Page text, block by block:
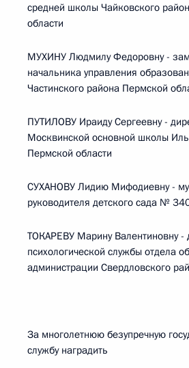
средней школы Чайковского
области
МУХИНУ Людмилу Федоровну -
начальника управления
Частинского района Пермской
ПУТИЛОВУ Ираиду Сергеевну -
Москвинской основной школы
Пермской области
СУХАНОВУ Лидию Мифодиевну -
руководителя детского сада №
ТОКАРЕВУ Марину Валентиновну -
психологической службы отдела
администрации Свердловского
За многолетнюю безупречную
службу наградить